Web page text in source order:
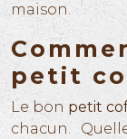
maison.
petit
Le bon petit
chacun.